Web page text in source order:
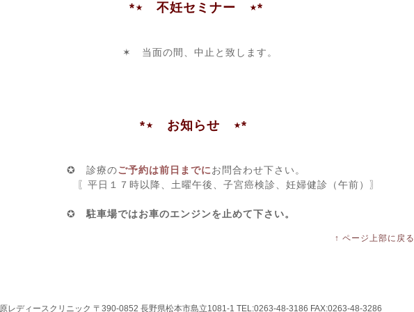
*⋆ 不妊セミナー ⋆*
✶ 当面の間、中止と致します。
*⋆ お知らせ ⋆*
✪ 診療のご予約は前日までにお問合わせ下さい。
〖平日１７時以降、土曜午後、子宮癌検診、妊婦健診（午前）〗
✪ 駐車場ではお車のエンジンを止めて下さい。
↑ ページ上部に戻る
レディースクリニック 〒390-0852 長野県松本市島立1081-1 TEL:0263-48-3186 FAX:0263-48-3286